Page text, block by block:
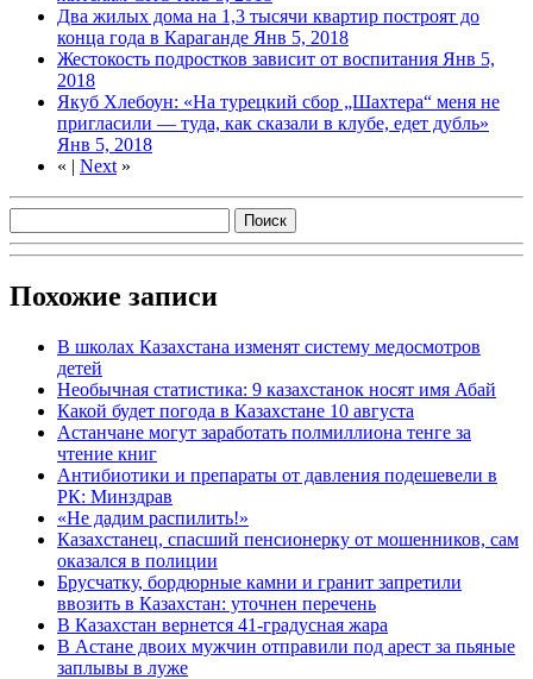
Два жилых дома на 1,3 тысячи квартир построят до
конца года в Караганде Янв 5, 2018
Жестокость подростков зависит от воспитания Янв 5,
2018
Якуб Хлебоун: «На турецкий сбор „Шахтера“ меня не
пригласили — туда, как сказали в клубе, едет дубль»
Янв 5, 2018
« | Next »
Похожие записи
В школах Казахстана изменят систему медосмотров
детей
Необычная статистика: 9 казахстанок носят имя Абай
Какой будет погода в Казахстане 10 августа
Астанчане могут заработать полмиллиона тенге за
чтение книг
Антибиотики и препараты от давления подешевели в
РК: Минздрав
«Не дадим распилить!»
Казахстанец, спасший пенсионерку от мошенников, сам
оказался в полиции
Брусчатку, бордюрные камни и гранит запретили
ввозить в Казахстан: уточнен перечень
В Казахстан вернется 41-градусная жара
В Астане двоих мужчин отправили под арест за пьяные
заплывы в луже